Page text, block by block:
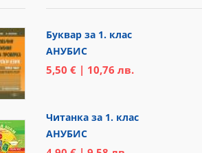
Буквар за 1. клас
АНУБИС
5,50 € | 10,76 лв.
Читанка за 1. клас
АНУБИС